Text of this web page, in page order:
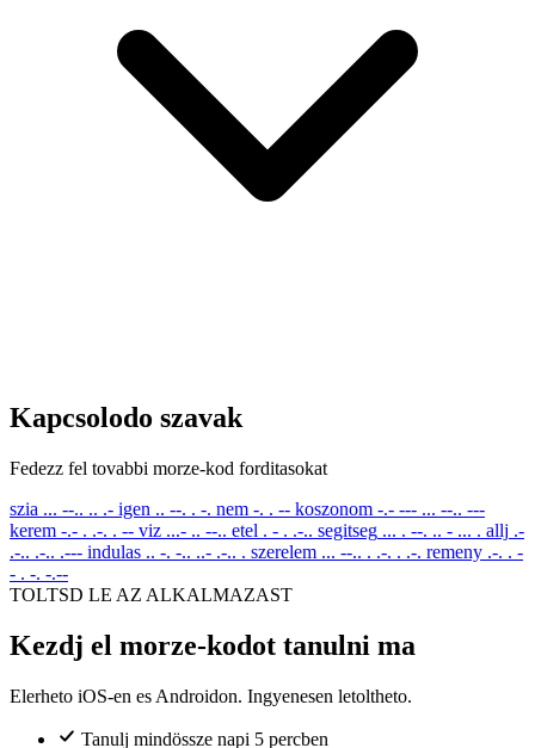
Kapcsolodo szavak
Fedezz fel tovabbi morze-kod forditasokat
szia ... --.. .. .- igen .. --. . -. nem -. . -- koszonom -.- --- ... --.. ---
kerem -.- . .-. . -- viz ...- .. --.. etel . - . .-.. segitseg ... . --. .. - ... . allj .-
.-.. .-.. .--- indulas .. -. -.. ..- .-.. . szerelem ... --.. . .-. . .-. remeny .-. . -
- . -. -.--
TOLTSD LE AZ ALKALMAZAST
Kezdj el morze-kodot tanulni ma
Elerheto iOS-en es Androidon. Ingyenesen letoltheto.
Tanulj mindössze napi 5 percben